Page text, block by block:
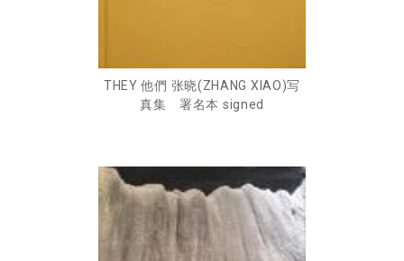
THEY 他們 张晓(ZHANG XIAO)写
真集 署名本 signed